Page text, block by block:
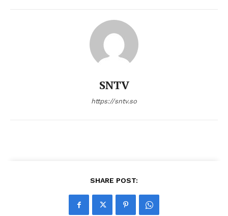
SNTV
https://sntv.so
SHARE POST: